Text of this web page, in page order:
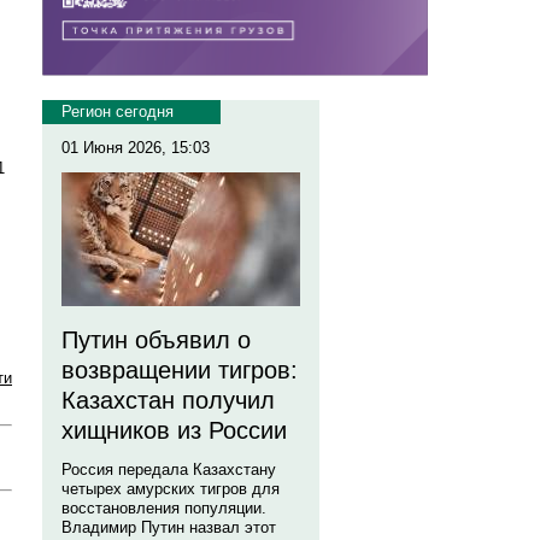
Регион сегодня
01 Июня 2026, 15:03
Путин объявил о
возвращении тигров:
Казахстан получил
хищников из России
Россия передала Казахстану
четырех амурских тигров для
восстановления популяции.
Владимир Путин назвал этот